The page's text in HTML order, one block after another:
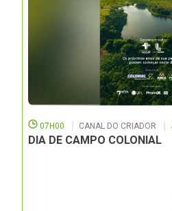
07H00 CANAL DO CRIADOR
DIA DE CAMPO COLONIAL